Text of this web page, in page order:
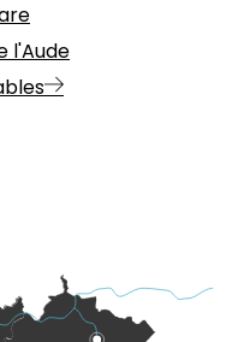
l'Aude